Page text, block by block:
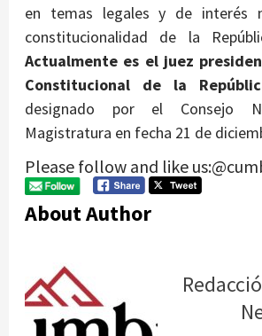
en temas legales y de interés
constitucionalidad de la
Actualmente es el juez
Constitucional de la
designado por el Consejo
Magistratura en fecha 21 de
Please follow and like
About Author